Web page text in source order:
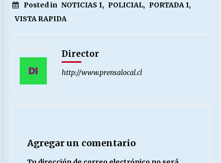
¿Asesores con doble sueldo?
Chile y sus segmentos de la riqueza
06/04/2026
Posted in NOTICIAS 1, POLICIAL, PORTADA 1,
VISTA RAPIDA
Director
http://www.prensalocal.cl
Agregar un comentario